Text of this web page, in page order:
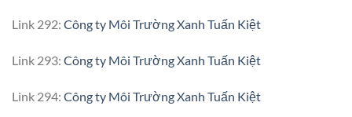
Link 292: Công ty Môi Trường Xanh Tuấn Kiệt
Link 293: Công ty Môi Trường Xanh Tuấn Kiệt
Link 294: Công ty Môi Trường Xanh Tuấn Kiệt